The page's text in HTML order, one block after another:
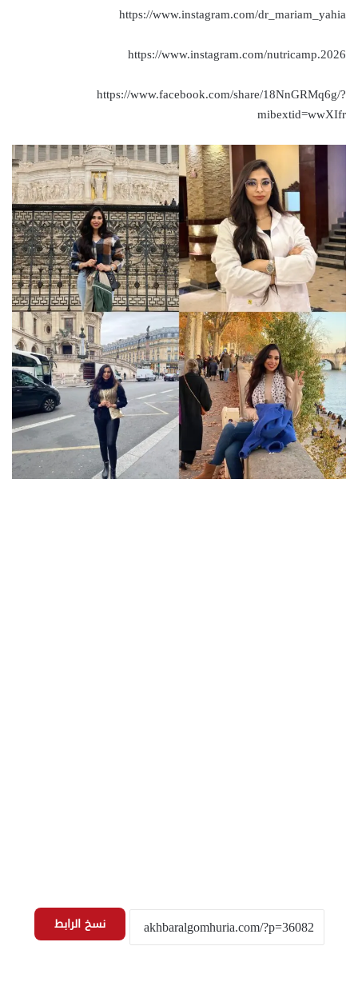
https://www.instagram.com/dr_mariam_yahia
https://www.instagram.com/nutricamp.2026
https://www.facebook.com/share/18NnGRMq6g/?
mibextid=wwXIfr
نسخ الرابط